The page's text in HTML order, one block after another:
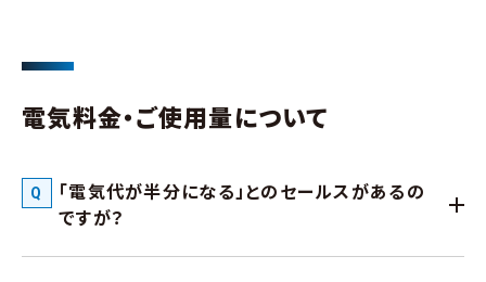
電気料金・ご使用量について
「電気代が半分になる」とのセールスがあるの
ですが？